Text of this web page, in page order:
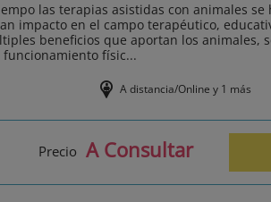
las terapias asistidas con animales se
impacto en el campo terapéutico,
beneficios que aportan los animales,
físic...
A distancia/Online y 1 más
Precio A Consultar